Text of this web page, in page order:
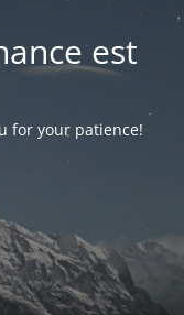
est
for your patience!